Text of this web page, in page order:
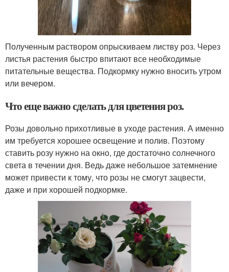
Полученным раствором опрыскиваем листву роз. Через
листья растения быстро впитают все необходимые
питательные вещества. Подкормку нужно вносить утром
или вечером.
Что еще важно сделать для цветения роз.
Розы довольно прихотливые в уходе растения. А именно
им требуется хорошее освещение и полив. Поэтому
ставить розу нужно на окно, где достаточно солнечного
света в течении дня. Ведь даже небольшое затемнение
может привести к тому, что розы не смогут зацвести,
даже и при хорошей подкормке.